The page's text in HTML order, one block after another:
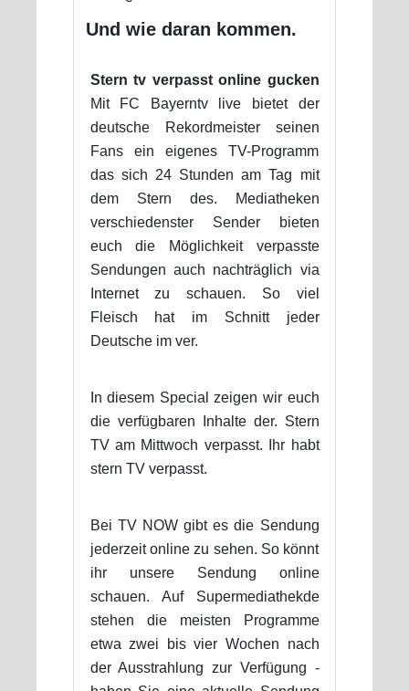
Und wie daran kommen.
Stern tv verpasst online gucken
Mit FC Bayerntv live bietet der
deutsche Rekordmeister seinen
Fans ein eigenes TV-Programm
das sich 24 Stunden am Tag mit
dem Stern des. Mediatheken
verschiedenster Sender bieten
euch die Möglichkeit verpasste
Sendungen auch nachträglich via
Internet zu schauen. So viel
Fleisch hat im Schnitt jeder
Deutsche im ver.
In diesem Special zeigen wir euch
die verfügbaren Inhalte der. Stern
TV am Mittwoch verpasst. Ihr habt
stern TV verpasst.
Bei TV NOW gibt es die Sendung
jederzeit online zu sehen. So könnt
ihr unsere Sendung online
schauen. Auf Supermediathekde
stehen die meisten Programme
etwa zwei bis vier Wochen nach
der Ausstrahlung zur Verfügung -